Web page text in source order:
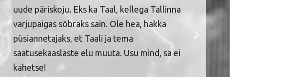
uude päriskoju. Eks ka Taal, kellega Tallinna
varjupaigas sõbraks sain. Ole hea, hakka
püsiannetajaks, et Taali ja tema
saatusekaaslaste elu muuta. Usu mind, sa ei
kahetse!
Next